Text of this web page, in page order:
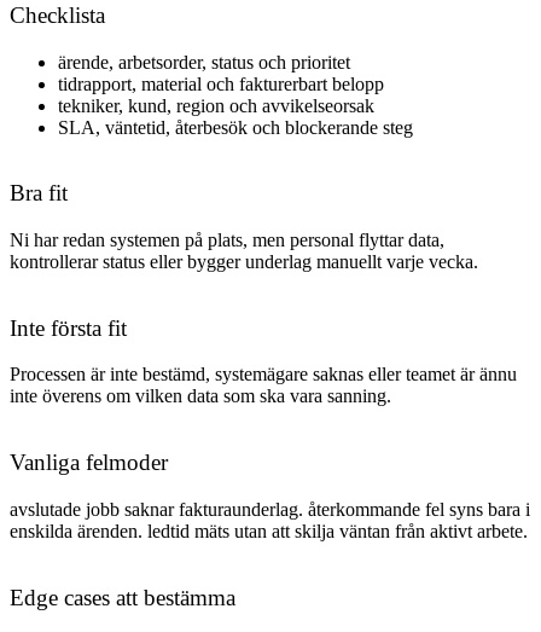
Checklista
ärende, arbetsorder, status och prioritet
tidrapport, material och fakturerbart belopp
tekniker, kund, region och avvikelseorsak
SLA, väntetid, återbesök och blockerande steg
Bra fit
Ni har redan systemen på plats, men personal flyttar data,
kontrollerar status eller bygger underlag manuellt varje vecka.
Inte första fit
Processen är inte bestämd, systemägare saknas eller teamet är ännu
inte överens om vilken data som ska vara sanning.
Vanliga felmoder
avslutade jobb saknar fakturaunderlag. återkommande fel syns bara i
enskilda ärenden. ledtid mäts utan att skilja väntan från aktivt arbete.
Edge cases att bestämma